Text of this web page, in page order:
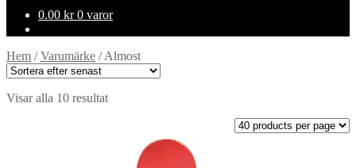
0.00 kr 0 varor
Hem /Varumärke /Almost
Visar alla 10 resultat